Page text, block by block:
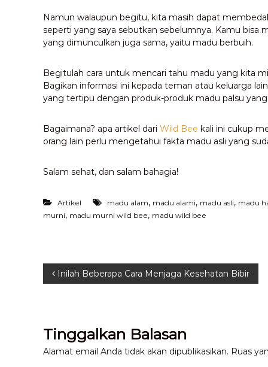
Namun walaupun begitu, kita masih dapat
seperti yang saya sebutkan sebelumnya. Kamu
yang dimunculkan juga sama, yaitu madu berbuih.
Begitulah cara untuk mencari tahu madu yang kita
Bagikan informasi ini kepada teman atau keluarga
yang tertipu dengan produk-produk madu palsu yang
Bagaimana? apa artikel dari Wild Bee kali ini cukup
orang lain perlu mengetahui fakta madu asli yang
Salam sehat, dan salam bahagia!
Artikel madu alam, madu alami, madu asli, madu
murni, madu murni wild bee, madu wild bee
N
v
i
Inilah Beberapa Cara Menjaga Kesehatan Bibir
Tinggalkan Balasan
Alamat email Anda tidak akan dipublikasikan. Ruas